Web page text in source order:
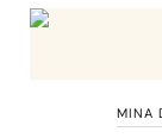
MINA